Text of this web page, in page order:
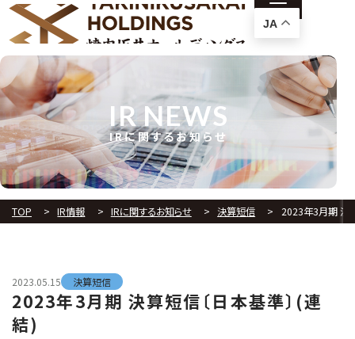
IRに関するお知らせ
IR NEWS
TOP IR情報 IRに関するお知らせ 決算短信 2023年3月期 決
2023.05.15 決算短信
2023年3月期 決算短信〔日本基準〕(連
結)
JA